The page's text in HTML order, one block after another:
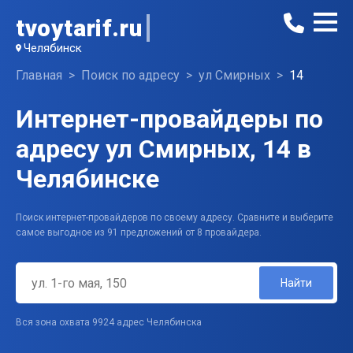
tvoytarif.ru
Челябинск
Главная Поиск по адресу ул Смирных 14
Интернет-провайдеры по
адресу ул Смирных, 14 в
Челябинске
Поиск интернет-провайдеров по своему адресу. Сравните и выберите
самое выгодное из 91 предложений от 8 провайдера.
Найти
Вся зона охвата 9924 адрес Челябинска